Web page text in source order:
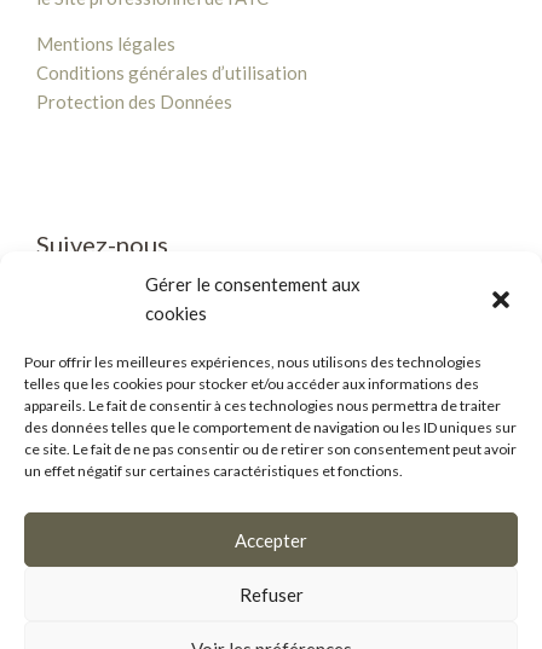
Mentions légales
Conditions générales d’utilisation
Protection des Données
Suivez-nous
Business/Mice
Salle de presse
OpenSub
Société Lanteas
Gérer le consentement aux
cookies
Pour offrir les meilleures expériences, nous utilisons des technologies
telles que les cookies pour stocker et/ou accéder aux informations des
appareils. Le fait de consentir à ces technologies nous permettra de traiter
des données telles que le comportement de navigation ou les ID uniques sur
ce site. Le fait de ne pas consentir ou de retirer son consentement peut avoir
un effet négatif sur certaines caractéristiques et fonctions.
Accepter
Refuser